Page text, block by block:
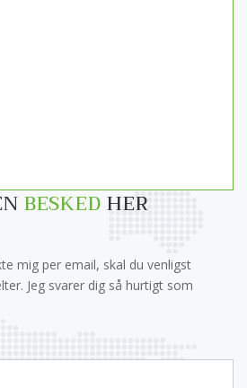
BESKEDHER
mig per email, skal du venligst
Jeg svarer dig så hurtigt som